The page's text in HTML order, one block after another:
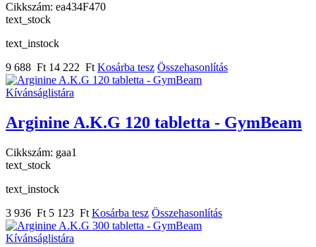
Cikkszám: ea434F470
text_stock
text_instock
9 688 Ft 14 222 Ft Kosárba tesz Összehasonlítás
Kívánságlistára
Arginine A.K.G 120 tabletta - GymBeam
Cikkszám: gaa1
text_stock
text_instock
3 936 Ft 5 123 Ft Kosárba tesz Összehasonlítás
Kívánságlistára